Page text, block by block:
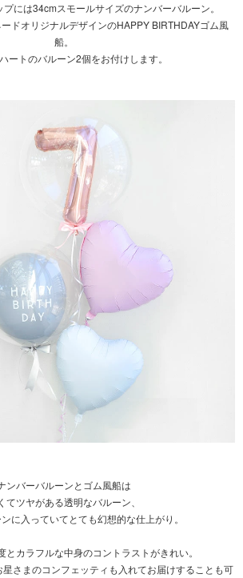
には34cmスモールサイズのナンバーバルーン。
ドオリジナルデザインのHAPPY BIRTHDAYゴム風
船。
ートのバルーン2個をお付けします。
ンバーバルーンとゴム風船は
てツヤがある透明なバルーン、
に入っていてとても幻想的な仕上がり。
とカラフルな中身のコントラストがきれい。
さまのコンフェッティも入れてお届けすることも可